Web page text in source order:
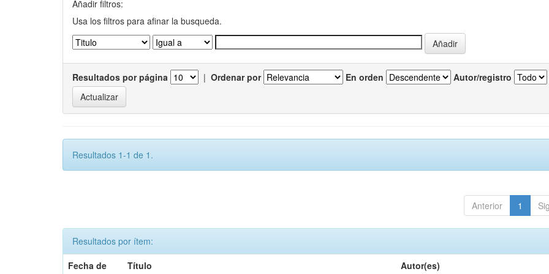
Añadir filtros:
Usa los filtros para afinar la busqueda.
Resultados por página | Ordenar por En orden Autor/registro
Resultados 1-1 de 1.
Anterior 1
Resultados por ítem:
Fecha de
Título Autor(es)